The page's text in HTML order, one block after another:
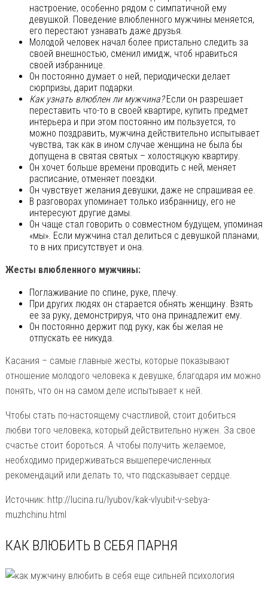
настроение, особенно рядом с симпатичной ему
девушкой. Поведение влюбленного мужчины меняется,
его перестают узнавать даже друзья.
Молодой человек начал более пристально следить за
своей внешностью, сменил имидж, чтоб нравиться
своей избраннице.
Он постоянно думает о ней, периодически делает
сюрпризы, дарит подарки.
Как узнать влюблен ли мужчина?Если он разрешает
переставить что-то в своей квартире, купить предмет
интерьера и при этом постоянно им пользуется, то
можно поздравить, мужчина действительно испытывает
чувства, так как в ином случае женщина не была бы
допущена в святая святых – холостяцкую квартиру.
Он хочет больше времени проводить с ней, меняет
расписание, отменяет поездки.
Он чувствует желания девушки, даже не спрашивая ее.
В разговорах упоминает только избранницу, его не
интересуют другие дамы.
Он чаще стал говорить о совместном будущем, упоминая
«мы». Если мужчина стал делиться с девушкой планами,
то в них присутствует и она.
Жесты влюбленного мужчины:
Поглаживание по спине, руке, плечу.
При других людях он старается обнять женщину. Взять
ее за руку, демонстрируя, что она принадлежит ему.
Он постоянно держит под руку, как бы желая не
отпускать ее никуда.
Касания – самые главные жесты, которые показывают
отношение молодого человека к девушке, благодаря им можно
понять, что он на самом деле испытывает к ней.
Чтобы стать по-настоящему счастливой, стоит добиться
любви того человека, который действительно нужен. За свое
счастье стоит бороться. А чтобы получить желаемое,
необходимо придерживаться вышеперечисленных
рекомендаций или делать то, что подсказывает сердце.
Источник: http://lucina.ru/lyubov/kak-vlyubit-v-sebya-
muzhchinu.html
КАК ВЛЮБИТЬ В СЕБЯ ПАРНЯ